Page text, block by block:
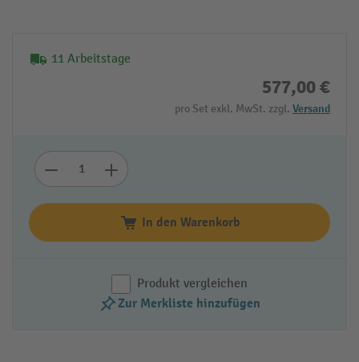
11 Arbeitstage
577,00 €
pro Set exkl. MwSt. zzgl. Versand
In den Warenkorb
Produkt vergleichen
Zur Merkliste hinzufügen